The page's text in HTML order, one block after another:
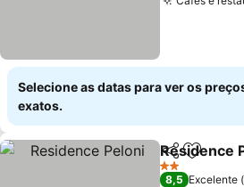
Selecione as datas para ver os
exatos.
Partilhar
Residence
2 Estrelas
8,5 Excelente